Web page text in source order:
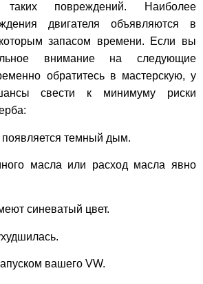
таких повреждений. Наиболее
двигателя объявляются в
запасом времени. Если вы
внимание на следующие
обратитесь в мастерскую, у
свести к минимуму риски
появляется темный дым.
масла или расход масла явно
синеватый цвет.
вашего VW.